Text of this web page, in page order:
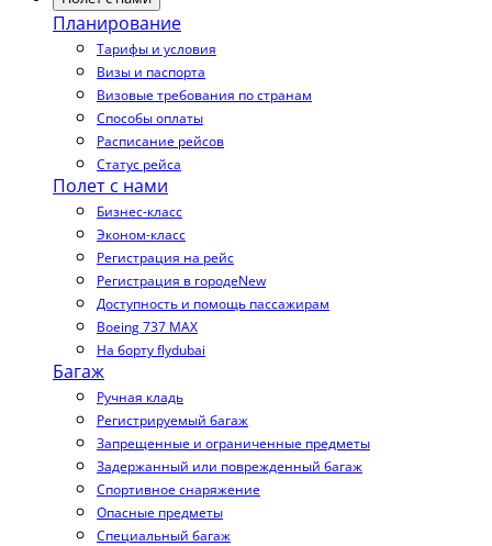
Планирование
Тарифы и условия
Визы и паспорта
Визовые требования по странам
Способы оплаты
Расписание рейсов
Статус рейса
Полет с нами
Бизнес-класс
Эконом-класс
Регистрация на рейс
Регистрация в городеNew
Доступность и помощь пассажирам
Boeing 737 MAX
На борту flydubai
Багаж
Ручная кладь
Регистрируемый багаж
Запрещенные и ограниченные предметы
Задержанный или поврежденный багаж
Спортивное снаряжение
Опасные предметы
Специальный багаж